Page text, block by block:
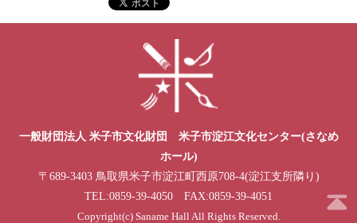
一般財団法人 米子市文化財団 米子市淀江文化センター(さなめ
ホール)
〒689-3403 鳥取県米子市淀江町西原708-4(淀江支所隣り)
TEL:0859-39-4050 FAX:0859-39-4051
Copyright(c) Saname Hall All Rights Reserved.